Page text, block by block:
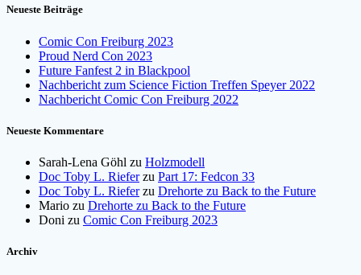
Neueste Beiträge
Comic Con Freiburg 2023
Proud Nerd Con 2023
Future Fanfest 2 in Blackpool
Nachbericht zum Science Fiction Treffen Speyer 2022
Nachbericht Comic Con Freiburg 2022
Neueste Kommentare
Sarah-Lena Göhl zu Holzmodell
Doc Toby L. Rieferzu Part 17: Fedcon 33
Doc Toby L. Rieferzu Drehorte zu Back to the Future
Mario zu Drehorte zu Back to the Future
Doni zu Comic Con Freiburg 2023
Archiv